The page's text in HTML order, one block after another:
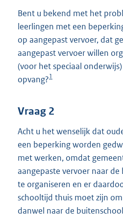
Bent u bekend met het
leerlingen met een
op aangepast vervoer, dat
aangepast vervoer willen
(voor het speciaal
opvang?1
Vraag 2
Acht u het wenselijk dat
een beperking worden
met werken, omdat
aangepaste vervoer naar
te organiseren en er
schooltijd thuis moet zijn
danwel naar de